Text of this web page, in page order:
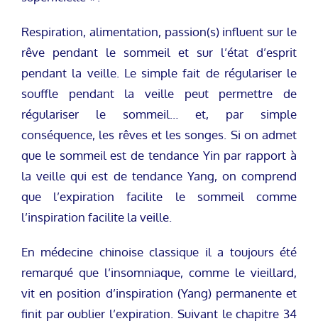
Respiration, alimentation, passion(s) influent sur le
rêve pendant le sommeil et sur l’état d’esprit
pendant la veille. Le simple fait de régulariser le
souffle pendant la veille peut permettre de
régulariser le sommeil… et, par simple
conséquence, les rêves et les songes. Si on admet
que le sommeil est de tendance Yin par rapport à
la veille qui est de tendance Yang, on comprend
que l’expiration facilite le sommeil comme
l’inspiration facilite la veille.
En médecine chinoise classique il a toujours été
remarqué que l’insomniaque, comme le vieillard,
vit en position d’inspiration (Yang) permanente et
finit par oublier l’expiration. Suivant le chapitre 34